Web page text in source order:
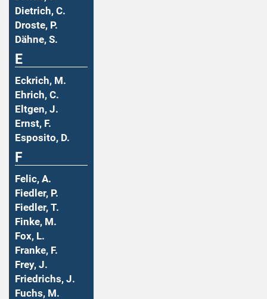
Dietrich, C.
Droste, P.
Dähne, S.
E
Eckrich, M.
Ehrich, C.
Eltgen, J.
Ernst, F.
Esposito, D.
F
Felic, A.
Fiedler, P.
Fiedler, T.
Finke, M.
Fox, L.
Franke, F.
Frey, J.
Friedrichs, J.
Fuchs, M.